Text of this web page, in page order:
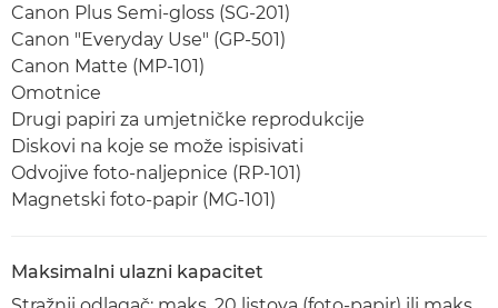
Canon Plus Semi-gloss (SG-201)
Canon "Everyday Use" (GP-501)
Canon Matte (MP-101)
Omotnice
Drugi papiri za umjetničke reprodukcije
Diskovi na koje se može ispisivati
Odvojive foto-naljepnice (RP-101)
Magnetski foto-papir (MG-101)
Maksimalni ulazni kapacitet